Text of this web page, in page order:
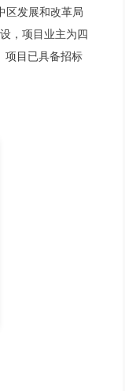
区发展和改革局
，项目业主为四
项目已具备招标